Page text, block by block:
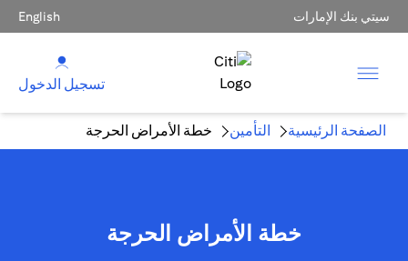
سيتي بنك الإمارات English
تسجيل الدخول
الصفحة الرئيسية التأمين خطة الأمراض الحرجة
خطة الأمراض الحرجة